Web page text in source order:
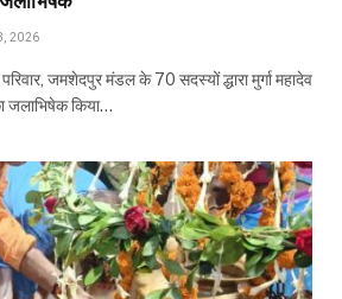
2026
जमशेदपुर मंडल के 70 सदस्यों द्धारा मुर्गा महादेव
जलाभिषेक किया…